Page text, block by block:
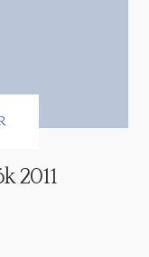
2011